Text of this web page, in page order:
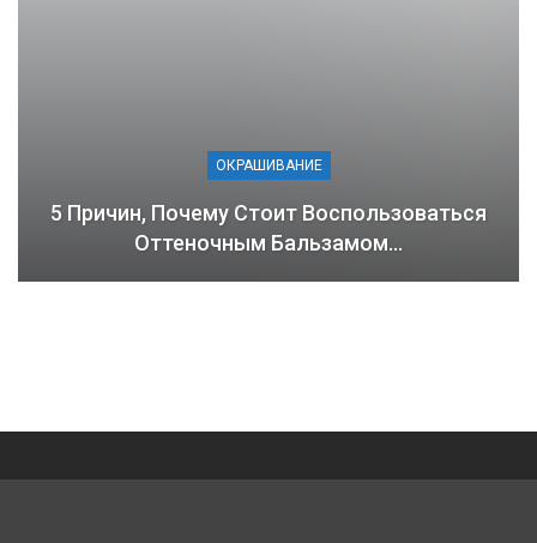
ОКРАШИВАНИЕ
5 Причин, Почему Стоит Воспользоваться
Оттеночным Бальзамом…